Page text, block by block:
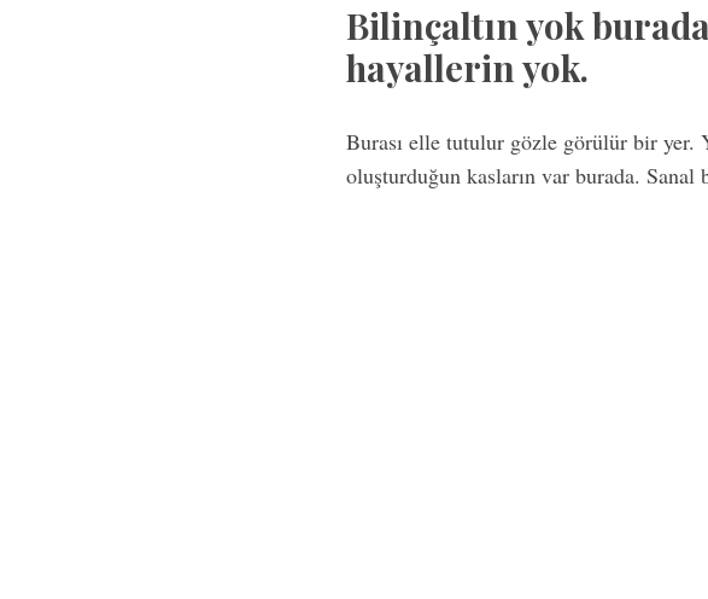
Bilinçaltın yok
hayallerin yok.
Burası elle tutulur gözle görülür bir yer.
oluşturduğun kasların var burada.